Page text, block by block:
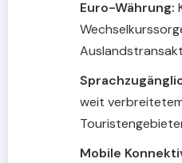
Euro-Währung:
weit
Mobile